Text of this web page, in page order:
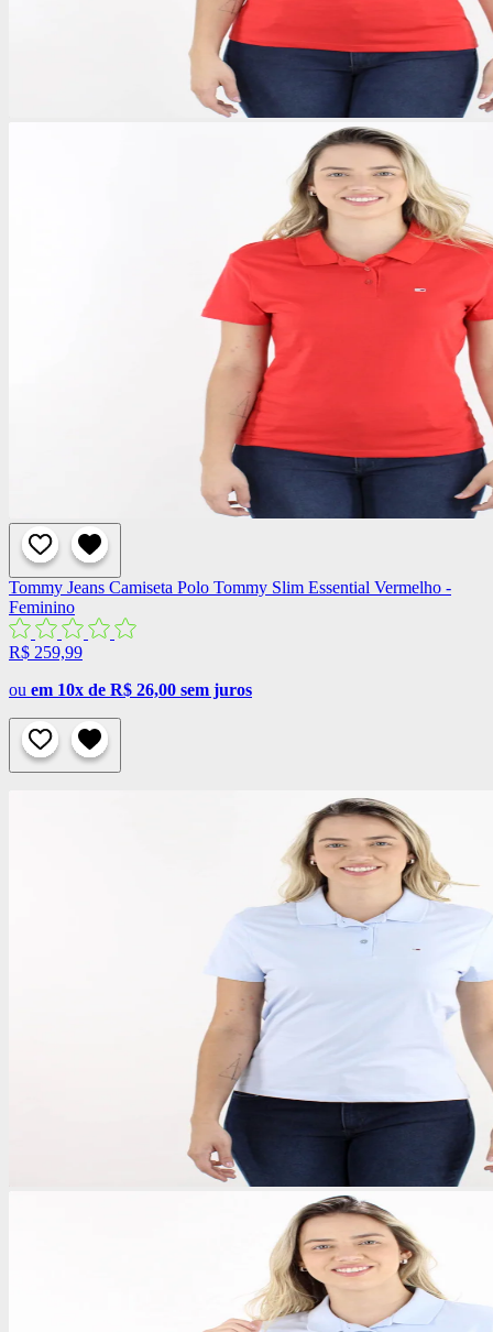
Tommy Jeans Camiseta Polo Tommy Slim Essential Vermelho -
Feminino
R$ 259,99
ou em 10x de R$ 26,00 sem juros